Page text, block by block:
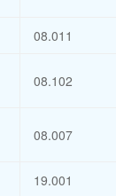
08.011
08.102
08.007
19.001